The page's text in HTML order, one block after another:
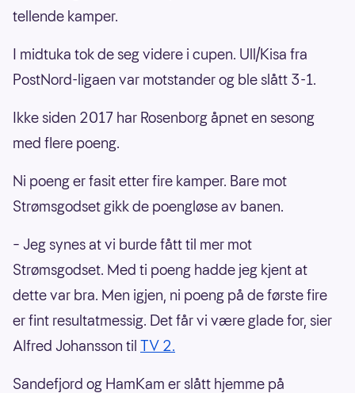
tellende kamper.
I midtuka tok de seg videre i cupen. Ull/Kisa fra
PostNord-ligaen var motstander og ble slått 3-1.
Ikke siden 2017 har Rosenborg åpnet en sesong
med flere poeng.
Ni poeng er fasit etter fire kamper. Bare mot
Strømsgodset gikk de poengløse av banen.
– Jeg synes at vi burde fått til mer mot
Strømsgodset. Med ti poeng hadde jeg kjent at
dette var bra. Men igjen, ni poeng på de første fire
er fint resultatmessig. Det får vi være glade for, sier
Alfred Johansson til TV 2.
Sandefjord og HamKam er slått hjemme på